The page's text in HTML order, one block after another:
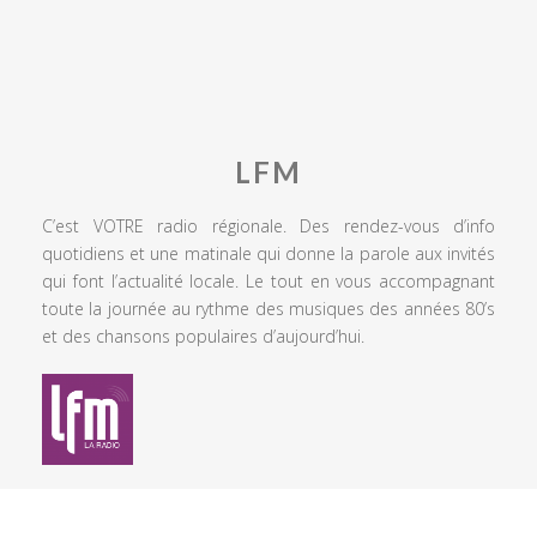
LFM
C’est VOTRE radio régionale. Des rendez-vous d’info
quotidiens et une matinale qui donne la parole aux invités
qui font l’actualité locale. Le tout en vous accompagnant
toute la journée au rythme des musiques des années 80’s
et des chansons populaires d’aujourd’hui.